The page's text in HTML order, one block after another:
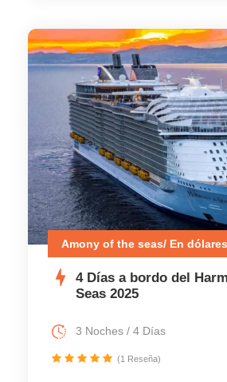
Amony of the seas/ En dólares
4 Días a bordo del
Seas 2025
3 Noches / 4 Días
(1 Reseña)